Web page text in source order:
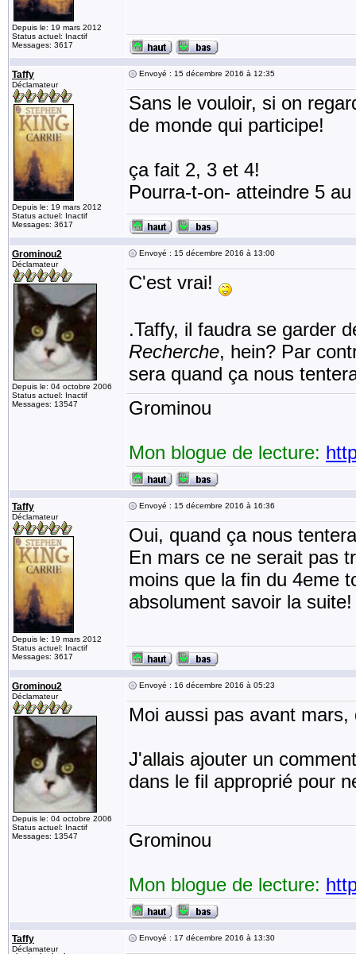
Depuis le: 19 mars 2012
Status actuel: Inactif
Messages: 3617
Taffy
Déclamateur
Depuis le: 19 mars 2012
Status actuel: Inactif
Messages: 3617
Envoyé : 15 décembre 2016 à 12:35
Sans le vouloir, si on
de monde qui participe!
ça fait 2, 3 et 4!
Pourra-t-on- atteindre 5
Grominou2
Déclamateur
Depuis le: 04 octobre 2006
Status actuel: Inactif
Messages: 13547
Envoyé : 15 décembre 2016 à 13:00
C'est vrai!
.Taffy, il faudra se garder
Recherche, hein? Par
sera quand ça nous
Grominou
Mon blogue de lecture:
Taffy
Déclamateur
Depuis le: 19 mars 2012
Status actuel: Inactif
Messages: 3617
Envoyé : 15 décembre 2016 à 16:36
Oui, quand ça nous
En mars ce ne serait pas
moins que la fin du 4eme
absolument savoir la
Grominou2
Déclamateur
Depuis le: 04 octobre 2006
Status actuel: Inactif
Messages: 13547
Envoyé : 16 décembre 2016 à 05:23
Moi aussi pas avant
J'allais ajouter un
dans le fil approprié pour
Grominou
Mon blogue de lecture:
Taffy
Déclamateur
Envoyé : 17 décembre 2016 à 13:30